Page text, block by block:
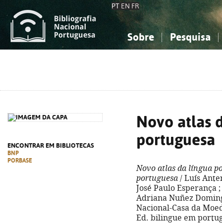
PT EN FR
Sobre Pesquisa
ENCONTRAR EM BIBLIOTECAS
BNP
PORBASE
Novo atlas
portuguesa
Novo atlas da língua
portuguesa / Luís
José Paulo Esperança
Adriana Nuñez
Nacional-Casa da
Ed. bilingue em